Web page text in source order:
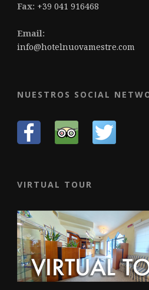
Fax: +39 041 916468
Email:
info@hotelnuovamestre.com
NUESTROS SOCIAL
VIRTUAL TOUR